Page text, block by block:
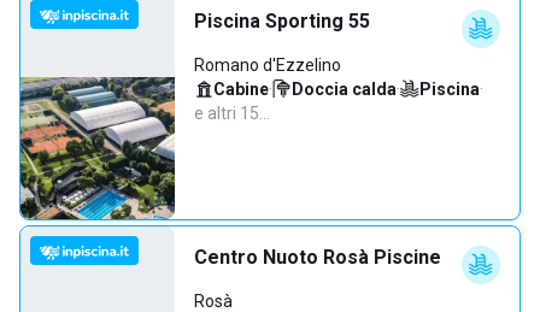
Piscina Sporting 55
Romano d'Ezzelino
Cabine· Doccia calda· Piscina·
e altri 15…
Centro Nuoto Rosà Piscine
Rosà